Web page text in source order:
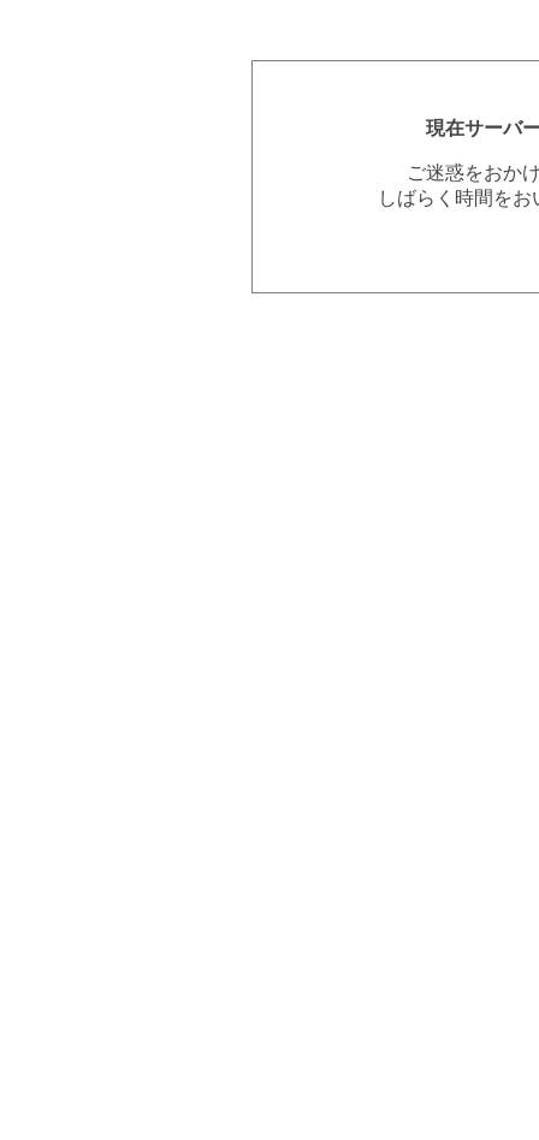
現在サーバ
ご迷惑をおか
しばらく時間を